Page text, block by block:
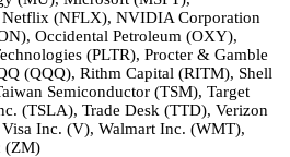
(NFLX), NVIDIA Corporation
Occidental Petroleum (OXY),
(PLTR), Procter & Gamble
(QQQ), Rithm Capital (RITM), Shell
Semiconductor (TSM), Target
(TSLA), Trade Desk (TTD), Verizon
Inc. (V), Walmart Inc. (WMT),
(ZM)